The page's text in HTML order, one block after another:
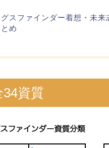
スファインダー着想・未
め
資質